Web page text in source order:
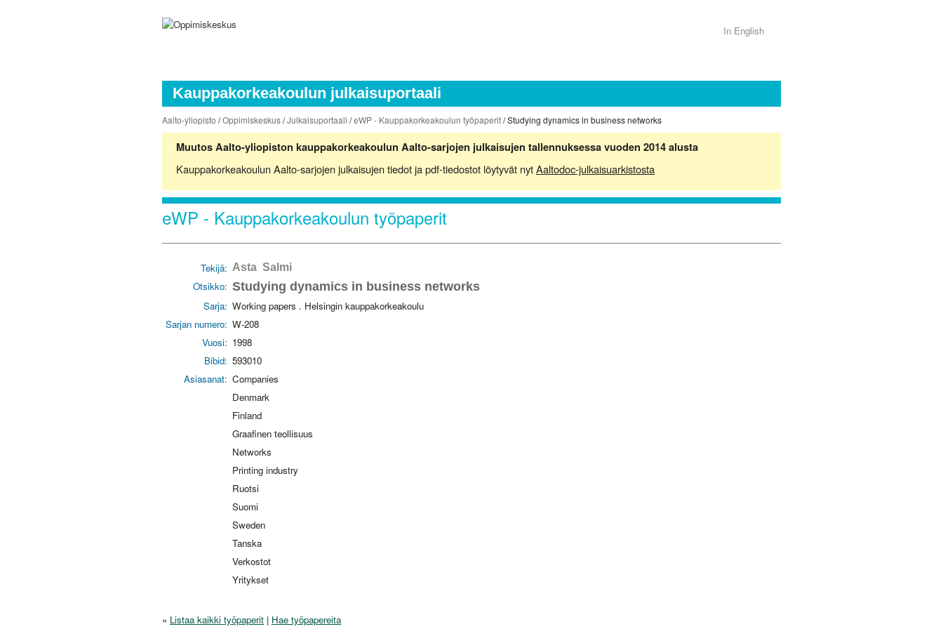
In English
Kauppakorkeakoulun julkaisuportaali
Aalto-yliopisto /Oppimiskeskus/Julkaisuportaali /eWP - Kauppakorkeakoulun työpaperit/ Studying dynamics in business networks
Muutos Aalto-yliopiston kauppakorkeakoulun Aalto-sarjojen julkaisujen tallennuksessa vuoden 2014 alusta
Kauppakorkeakoulun Aalto-sarjojen julkaisujen tiedot ja pdf-tiedostot löytyvät nytAaltodoc-julkaisuarkistosta
eWP - Kauppakorkeakoulun työpaperit
Tekijä: Asta Salmi
Otsikko: Studying dynamics in business networks
Sarja: Working papers . Helsingin kauppakorkeakoulu
Sarjan numero: W-208
Vuosi: 1998
Bibid: 593010
Asiasanat: Companies
Denmark
Finland
Graafinen teollisuus
Networks
Printing industry
Ruotsi
Suomi
Sweden
Tanska
Verkostot
Yritykset
» Listaa kaikki työpaperit | Hae työpapereita